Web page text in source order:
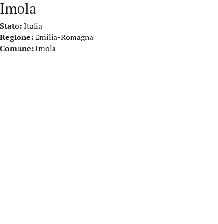
Imola
Stato:Italia
Regione:Emilia-Romagna
Comune:Imola